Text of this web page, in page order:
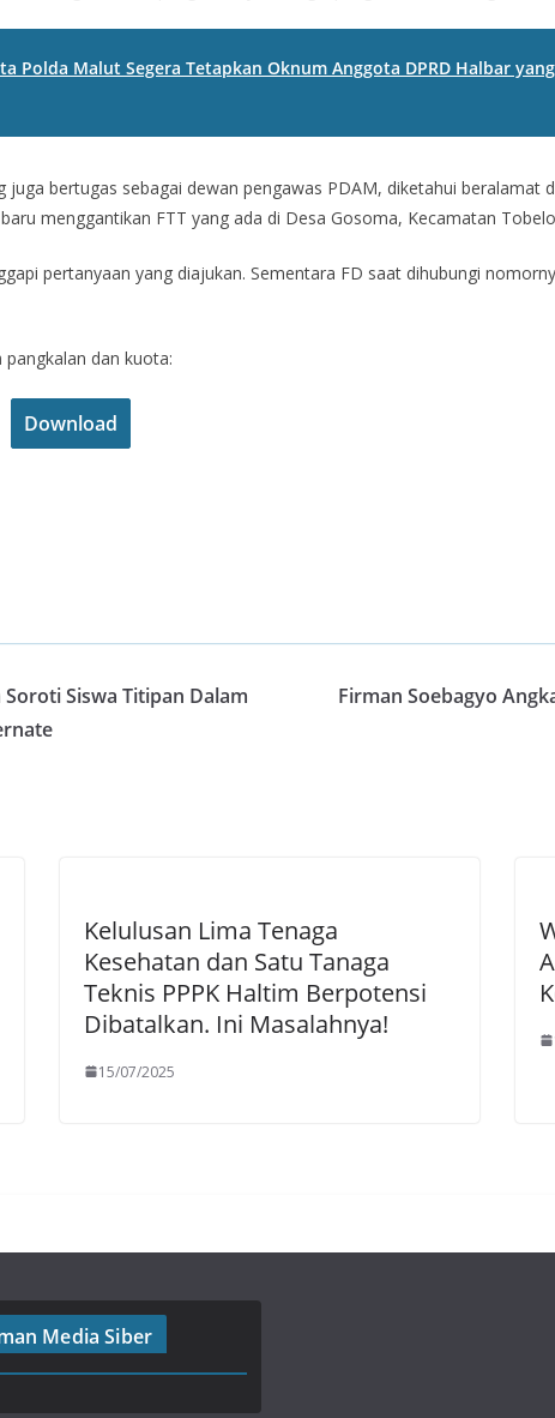
Polda Malut Segera Tetapkan Oknum Anggota DPRD Halbar
bertugas sebagai dewan pengawas PDAM, diketahui beralamat
menggantikan FTT yang ada di Desa Gosoma, Kecamatan
pertanyaan yang diajukan. Sementara FD saat dihubungi
dan kuota:
Download
Siswa Titipan Dalam
Firman Soebagyo
Kelulusan Lima Tenaga
Kesehatan dan Satu Tanaga
Teknis PPPK Haltim Berpotensi
Dibatalkan. Ini Masalahnya!
15/07/2025
Media Siber